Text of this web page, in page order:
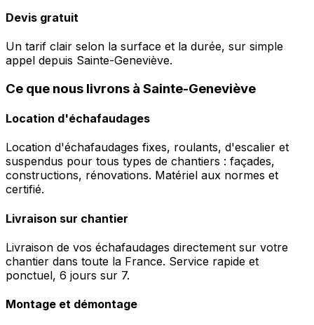
Devis gratuit
Un tarif clair selon la surface et la durée, sur simple
appel depuis Sainte-Geneviève.
Ce que nous livrons à Sainte-Geneviève
Location d'échafaudages
Location d'échafaudages fixes, roulants, d'escalier et
suspendus pour tous types de chantiers : façades,
constructions, rénovations. Matériel aux normes et
certifié.
Livraison sur chantier
Livraison de vos échafaudages directement sur votre
chantier dans toute la France. Service rapide et
ponctuel, 6 jours sur 7.
Montage et démontage